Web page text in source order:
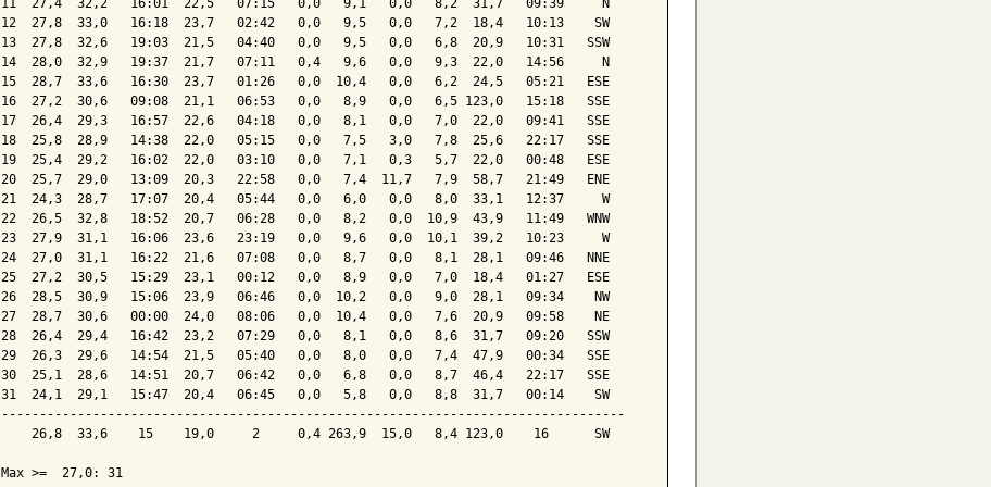
11  27,4  32,2   16:01  22,5   07:15   0,0   9,1   0,0   8,2  31,7   09:39     N
12  27,8  33,0   16:18  23,7   02:42   0,0   9,5   0,0   7,2  18,4   10:13    SW
13  27,8  32,6   19:03  21,5   04:40   0,0   9,5   0,0   6,8  20,9   10:31   SSW
14  28,0  32,9   19:37  21,7   07:11   0,4   9,6   0,0   9,3  22,0   14:56     N
15  28,7  33,6   16:30  23,7   01:26   0,0  10,4   0,0   6,2  24,5   05:21   ESE
16  27,2  30,6   09:08  21,1   06:53   0,0   8,9   0,0   6,5 123,0   15:18   SSE
17  26,4  29,3   16:57  22,6   04:18   0,0   8,1   0,0   7,0  22,0   09:41   SSE
18  25,8  28,9   14:38  22,0   05:15   0,0   7,5   3,0   7,8  25,6   22:17   SSE
19  25,4  29,2   16:02  22,0   03:10   0,0   7,1   0,3   5,7  22,0   00:48   ESE
20  25,7  29,0   13:09  20,3   22:58   0,0   7,4  11,7   7,9  58,7   21:49   ENE
21  24,3  28,7   17:07  20,4   05:44   0,0   6,0   0,0   8,0  33,1   12:37     W
22  26,5  32,8   18:52  20,7   06:28   0,0   8,2   0,0  10,9  43,9   11:49   WNW
23  27,9  31,1   16:06  23,6   23:19   0,0   9,6   0,0  10,1  39,2   10:23     W
24  27,0  31,1   16:22  21,6   07:08   0,0   8,7   0,0   8,1  28,1   09:46   NNE
25  27,2  30,5   15:29  23,1   00:12   0,0   8,9   0,0   7,0  18,4   01:27   ESE
26  28,5  30,9   15:06  23,9   06:46   0,0  10,2   0,0   9,0  28,1   09:34    NW
27  28,7  30,6   00:00  24,0   08:06   0,0  10,4   0,0   7,6  20,9   09:58    NE
28  26,4  29,4   16:42  23,2   07:29   0,0   8,1   0,0   8,6  31,7   09:20   SSW
29  26,3  29,6   14:54  21,5   05:40   0,0   8,0   0,0   7,4  47,9   00:34   SSE
30  25,1  28,6   14:51  20,7   06:42   0,0   6,8   0,0   8,7  46,4   22:17   SSE
31  24,1  29,1   15:47  20,4   06:45   0,0   5,8   0,0   8,8  31,7   00:14    SW
----------------------------------------------------------------------------------
    26,8  33,6    15    19,0     2     0,4 263,9  15,0   8,4 123,0    16      SW
Max >=  27,0: 31